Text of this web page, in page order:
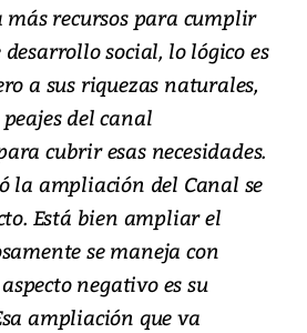
más recursos para cumplir
social, lo lógico es
a sus riquezas naturales,
del canal
cubrir esas necesidades.
la ampliación del Canal se
Está bien ampliar el
se maneja con
negativo es su
ampliación que va